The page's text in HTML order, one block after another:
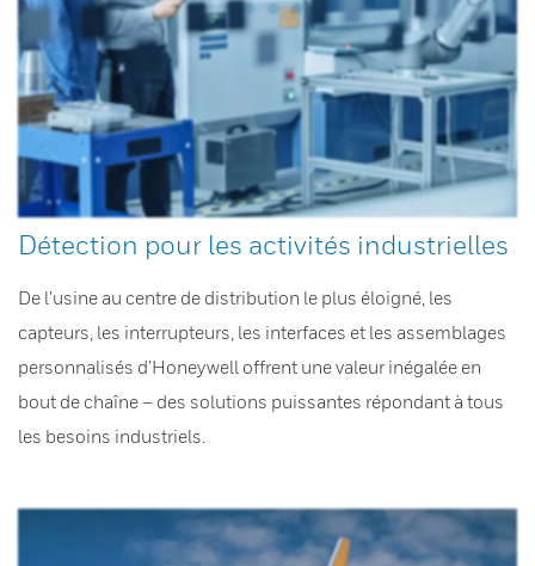
Détection pour les activités industrielles
De l’usine au centre de distribution le plus éloigné, les
capteurs, les interrupteurs, les interfaces et les assemblages
personnalisés d’Honeywell offrent une valeur inégalée en
bout de chaîne – des solutions puissantes répondant à tous
les besoins industriels.